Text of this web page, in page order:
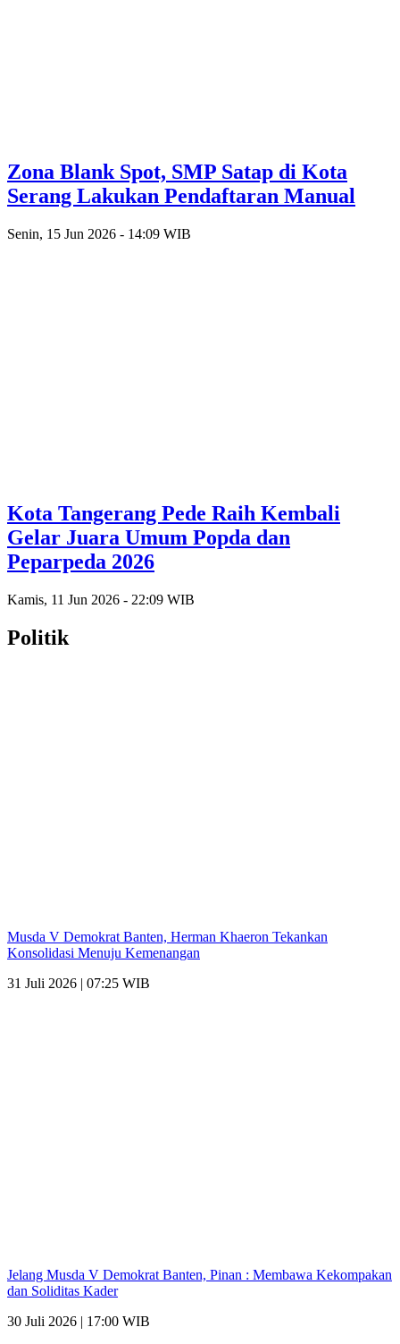
Zona Blank Spot, SMP Satap di Kota
Serang Lakukan Pendaftaran Manual
Senin, 15 Jun 2026 - 14:09 WIB
Kota Tangerang Pede Raih Kembali
Gelar Juara Umum Popda dan
Peparpeda 2026
Kamis, 11 Jun 2026 - 22:09 WIB
Politik
Musda V Demokrat Banten, Herman Khaeron Tekankan
Konsolidasi Menuju Kemenangan
31 Juli 2026 | 07:25 WIB
Jelang Musda V Demokrat Banten, Pinan : Membawa Kekompakan
dan Soliditas Kader
30 Juli 2026 | 17:00 WIB